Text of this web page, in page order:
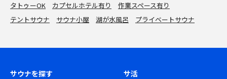
タトゥーOK
カプセルホテル有り
作業スペース有り
テントサウナ
サウナ小屋 湖が水風呂 プライベートサウナ
サウナを探す サ活